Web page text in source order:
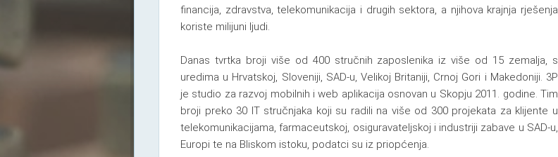
financija, zdravstva, telekomunikacija i drugih sektora, a njihova krajnja rješenja
koriste milijuni ljudi.
Danas tvrtka broji više od 400 stručnih zaposlenika iz više od 15 zemalja, s
uredima u Hrvatskoj, Sloveniji, SAD-u, Velikoj Britaniji, Crnoj Gori i Makedoniji. 3P
je studio za razvoj mobilnih i web aplikacija osnovan u Skopju 2011. godine. Tim
broji preko 30 IT stručnjaka koji su radili na više od 300 projekata za klijente u
telekomunikacijama, farmaceutskoj, osiguravateljskoj i industriji zabave u SAD-u,
Europi te na Bliskom istoku, podatci su iz priopćenja.